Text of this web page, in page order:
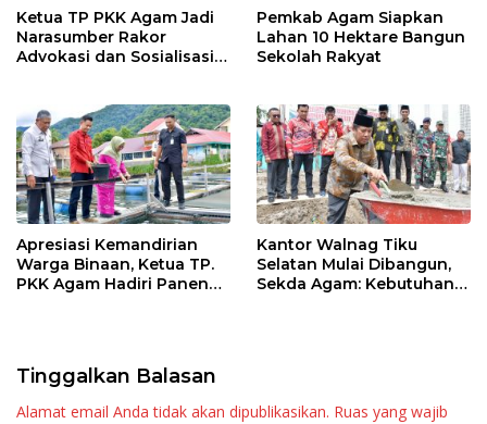
Ketua TP PKK Agam Jadi
Narasumber Rakor
Advokasi dan Sosialisasi
Pemkab Agam Siapkan
Lahan 10 Hektare Bangun
Sekolah Rakyat
Apresiasi Kemandirian
Warga Binaan, Ketua TP.
PKK Agam Hadiri Panen
Kantor Walnag Tiku
Selatan Mulai Dibangun,
Sekda Agam: Kebutuhan
Tinggalkan Balasan
Alamat email Anda tidak akan dipublikasikan. Ruas yang wajib